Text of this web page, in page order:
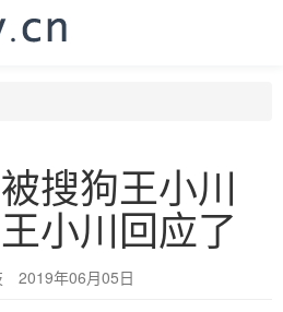
搜狗王小川
小川回应了
2019年06月05日